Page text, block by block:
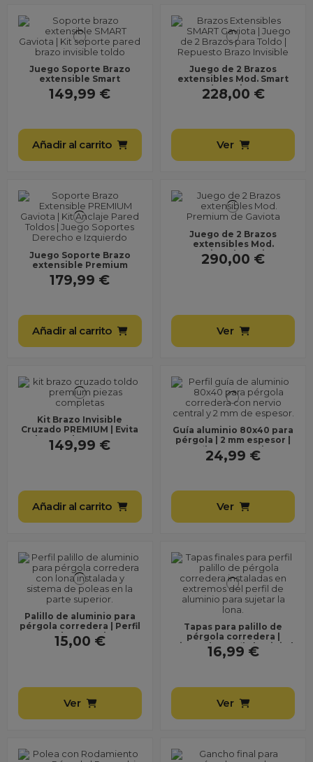
Juego Soporte Brazo
extensible Smart
149,99 €
Añadir al carrito
Juego de 2 Brazos
extensibles Mod. Smart
de Gaviota
228,00 €
Ver
Juego Soporte Brazo
extensible Premium
179,99 €
Añadir al carrito
Juego de 2 Brazos
extensibles Mod.
Premium de Gaviota
290,00 €
Ver
Kit Brazo Invisible
Cruzado PREMIUM | Evita
Choque de Brazos en
Toldo
149,99 €
Añadir al carrito
Guía aluminio 80x40 para
pérgola | 2 mm espesor |
perfil estructural con
refuerzo central
24,99 €
Ver
Palillo de aluminio para
pérgola corredera | Perfil
para lona y poleas
15,00 €
Ver
Tapas para palillo de
pérgola corredera |
Cierre de perfil aluminio |
Pack 10 unidades
16,99 €
Ver